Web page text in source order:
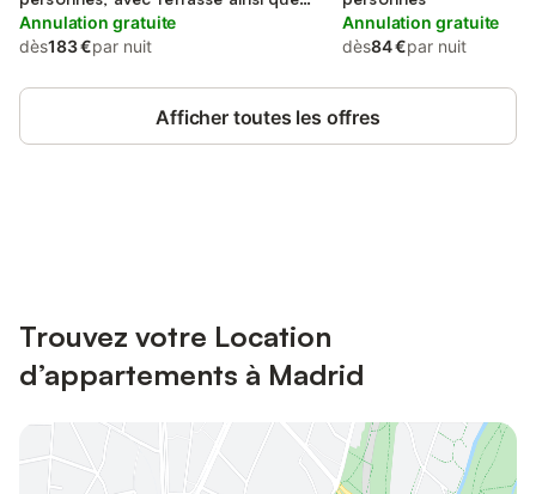
Jardin et Piscine
Annulation gratuite
dès183 €par nuit
Annulation gratuite
dès84 €par nuit
Afficher toutes les offres
Trouvez votre Location
d’appartements à Madrid